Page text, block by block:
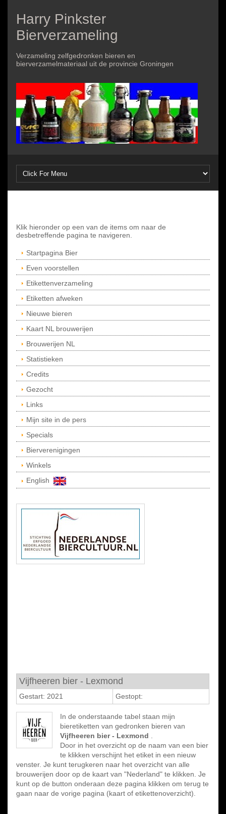
Harry Pinkster
Bierverzameling
Verzameling zelfgedronken bieren en
bierverzamelmateriaal uit de provincie Groningen
Klik hieronder op een van de items om naar de
desbetreffende pagina te navigeren.
Startpagina Bier
Even voorstellen
Etikettenverzameling
Etiketten afweken
Nieuwe bieren
Kaart NL brouwerijen
Brouwerijen NL
Statistieken
Credits
Gezocht
Links
Mijn site in de pers
Specials
Bierverenigingen
Winkels
English
Vijfheeren bier - Lexmond
Gestart: 2021 Gestopt:
In de onderstaande tabel staan mijn
bieretiketten van gedronken bieren van
Vijfheeren bier - Lexmond
Door in het overzicht op de naam van een bier
te klikken verschijnt het etiket in een nieuw
venster. Je kunt terugkeren naar het overzicht van alle
brouwerijen door op de kaart van "Nederland" te klikken. Je
kunt op de button onderaan deze pagina klikken om terug te
gaan naar de vorige pagina (kaart of etikettenoverzicht).